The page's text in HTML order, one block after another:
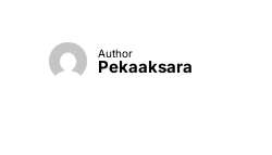
Author
Pekaaksara